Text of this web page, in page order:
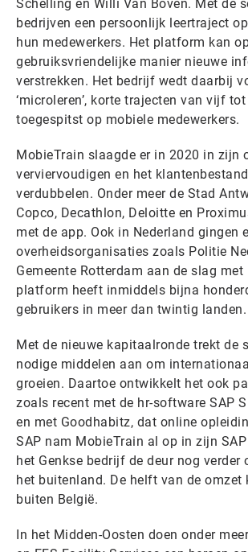
Schelling en Willi Van Boven. Met de
bedrijven een persoonlijk leertraject
hun medewerkers. Het platform kan
gebruiksvriendelijke manier nieuwe
verstrekken. Het bedrijf wedt daarbij
‘microleren’, korte trajecten van vijf
toegespitst op mobiele medewerkers.
MobieTrain slaagde er in 2020 in zijn
verviervoudigen en het
verdubbelen. Onder meer de Stad
Copco, Decathlon, Deloitte en
met de app. Ook in Nederland gingen
overheidsorganisaties zoals Politie
Gemeente Rotterdam aan de slag
platform heeft inmiddels bijna
gebruikers in meer dan twintig landen.
Met de nieuwe kapitaalronde trekt de
nodige middelen aan om
groeien. Daartoe ontwikkelt het ook
zoals recent met de hr-software SAP
en met Goodhabitz, dat online
SAP nam MobieTrain al op in zijn
het Genkse bedrijf de deur nog verder
het buitenland. De helft van de omzet
buiten België.
In het Midden-Oosten doen onder